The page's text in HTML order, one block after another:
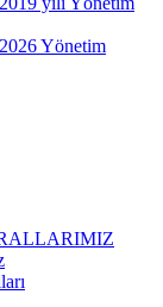
Yönetim